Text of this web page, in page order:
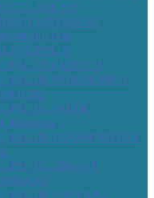
E
NO
DE
DA FAZENDA
DE PATRIMÔNIO E
DE SAÚDE
Assessoria
DE TRANSPORTES E
DE OBRAS E
DE GOVERNO,